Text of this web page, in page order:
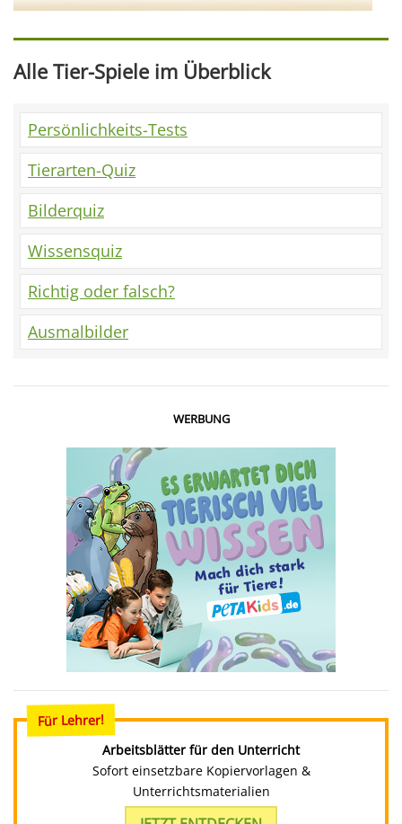
Alle Tier-Spiele im Überblick
Persönlichkeits-Tests
Tierarten-Quiz
Bilderquiz
Wissensquiz
Richtig oder falsch?
Ausmalbilder
WERBUNG
Für Lehrer!
Arbeitsblätter für den Unterricht
Sofort einsetzbare Kopiervorlagen &
Unterrichtsmaterialien